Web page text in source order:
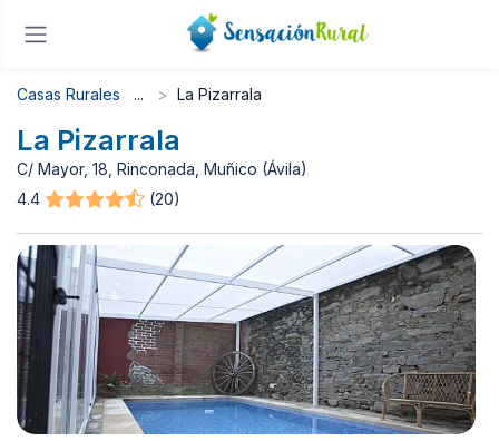
Casas Rurales La Pizarrala
La Pizarrala
C/ Mayor, 18, Rinconada, Muñico (Ávila)
4.4
(20)